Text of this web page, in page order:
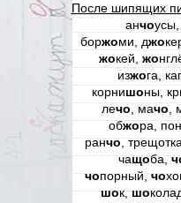
После шипящих
анчоусы,
боржоми, джо
жокей, жо
изжога,
корнишоны,
лечо , мачо ,
обжора, пон
ранчо,
чащоба,
чопорный,чо
шок,шо